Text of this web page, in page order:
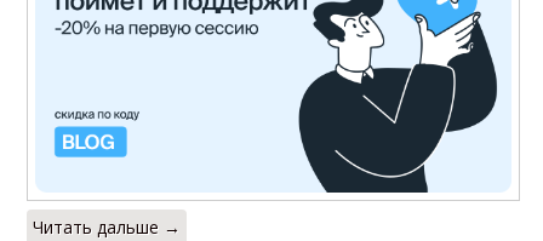
Читать дальше →